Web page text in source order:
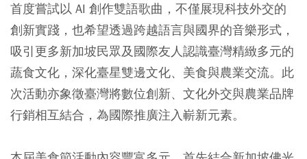
首度嘗試以 AI 創作雙語歌曲，不僅展現科技外交的
創新實踐，也希望透過跨越語言與國界的音樂形式，
吸引更多新加坡民眾及國際友人認識臺灣精緻多元的
蔬食文化，深化臺星雙邊文化、美食與農業交流。此
次活動亦象徵臺灣將數位創新、文化外交與農業品牌
行銷相互結合，為國際推廣注入嶄新元素。